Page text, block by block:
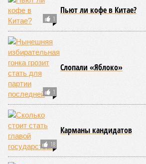
29 921 год. Неплохо: одному-
можно было бы застать сразу
ледниковых периодов и крушение
развитых цивилизаций. Но мы снова
катастрофическим изменениям в ДНК,
вычёркивают эти цифры из всех
долголетия.
«При устранении всех
старения только соматические
теоретическую среднюю
1759 до 156 лет»
из ключевых авторов исследования,
Центра био- и медицинских технологий
научный сотрудник Института
(AIRI).
Интересно, что некоторые ткани